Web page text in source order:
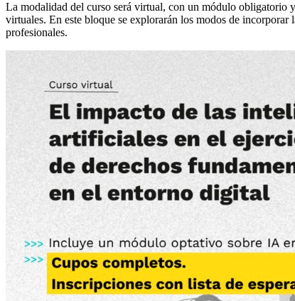
La modalidad del curso será virtual, con un módulo obligatorio
virtuales. En este bloque se explorarán los modos de
profesionales.